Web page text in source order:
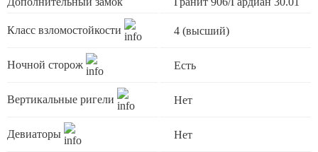
Класс взломостойкости 4 (высший)
Ночной сторож Есть
Вертикальные ригели Нет
Девиаторы Нет